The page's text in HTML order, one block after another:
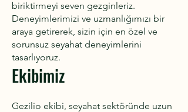
biriktirmeyi seven gezginleriz.
Deneyimlerimizi ve uzmanlığımızı bir
araya getirerek, sizin için en özel ve
sorunsuz seyahat deneyimlerini
tasarlıyoruz.
Ekibimiz
Gezilio ekibi, seyahat sektöründe uzun